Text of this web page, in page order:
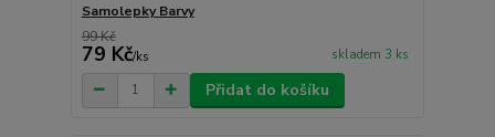
Samolepky Barvy
99 Kč
79 Kč/ks skladem 3 ks
Přidat do košíku